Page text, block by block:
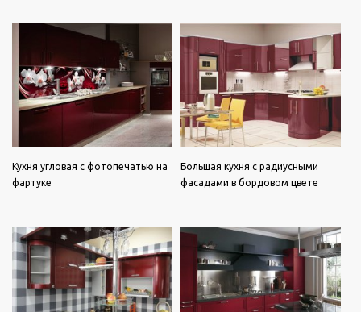
Кухня угловая с фотопечатью на
фартуке
Большая кухня с радиусными
фасадами в бордовом цвете